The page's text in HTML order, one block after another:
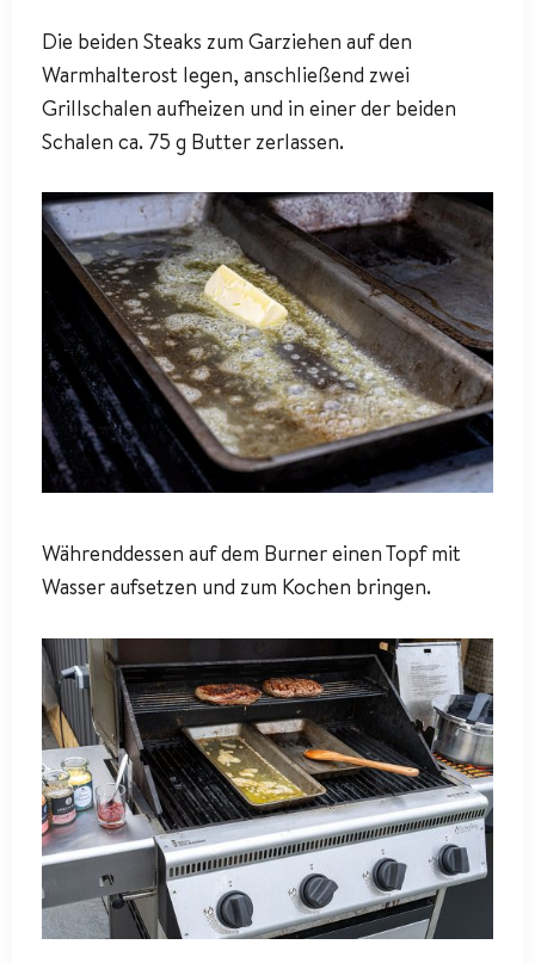
Die beiden Steaks zum Garziehen auf den
Warmhalterost legen, anschließend zwei
Grillschalen aufheizen und in einer der beiden
Schalen ca. 75 g Butter zerlassen.
Währenddessen auf dem Burner einen Topf mit
Wasser aufsetzen und zum Kochen bringen.